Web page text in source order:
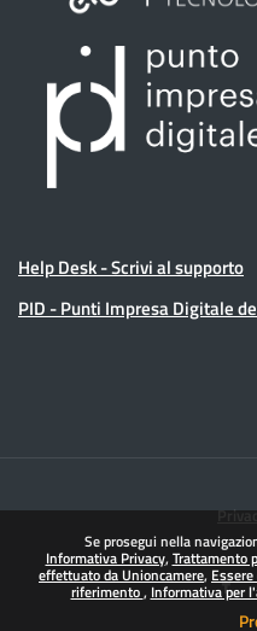
Help Desk - Scrivi al supporto
PID - Punti Impresa Digitale
Se prosegui nella
Informativa Privacy Trattamento
effettuato da Unioncamere
riferimento Informativa per